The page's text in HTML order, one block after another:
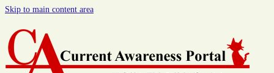
Skip to main content area